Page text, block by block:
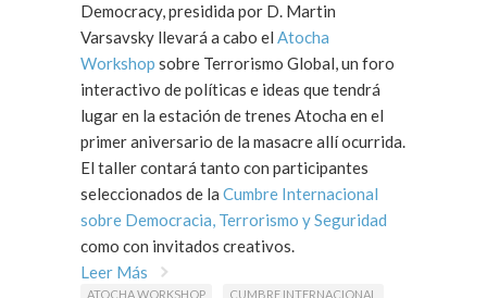
Democracy, presidida por D. Martin
Varsavsky llevará a cabo el Atocha
Workshop sobre Terrorismo Global, un foro
interactivo de políticas e ideas que tendrá
lugar en la estación de trenes Atocha en el
primer aniversario de la masacre allí ocurrida.
El taller contará tanto con participantes
seleccionados de la Cumbre Internacional
sobre Democracia, Terrorismo y Seguridad
como con invitados creativos.
Leer Más
ATOCHA WORKSHOP CUMBRE INTERNACIONAL